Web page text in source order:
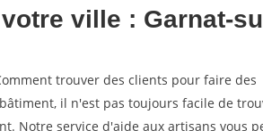
ville : Garnat-
trouver des clients pour faire des
il n'est pas toujours facile de
Notre service d'aide aux artisans vous